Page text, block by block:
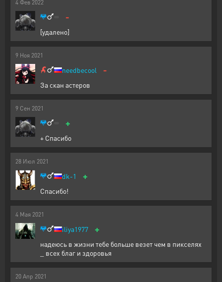
4 Фев 2022
-
[удалено]
9 Ноя 2021
needbecool -
За скан астеров
9 Сен 2021
+
+ Спасибо
28 Июл 2021
dk-1 +
Спасибо!
4 Мая 2021
iliya1977 +
надеюсь в жизни тебе больше везет чем в пикселях
_ всех благ и здоровья
20 Апр 2021